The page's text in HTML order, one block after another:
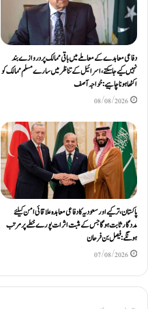
دفاعی معاہدےکے معاملے میں باقی ممالک پر دروازے بند
نہیں کیے جاسکتے، اسرائیل کے تناظر میں سارے مسلم ممالک کو
اکٹھا ہونا چاہیے: خواجہ آصف
08/08/2026
پاکستان، ترکیے اور سعودیہ کا دفاعی معاہدہ علاقائی امن کیلئے
مددگار ثابت ہوگا جس کے مثبت اثرات پورے خطے پر مرتب
ہونگے: فیصل بن فرحان
07/08/2026